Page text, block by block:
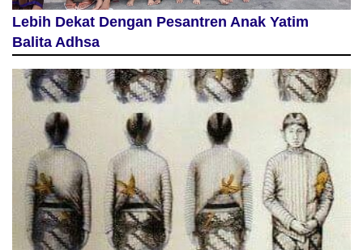
Lebih Dekat Dengan Pesantren Anak Yatim
Balita Adhsa